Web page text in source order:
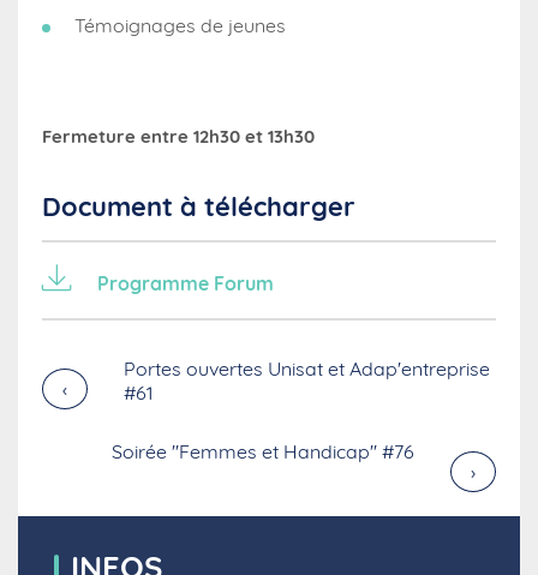
Témoignages de jeunes
Fermeture entre 12h30 et 13h30
Document à télécharger
Programme Forum
›
Portes ouvertes Unisat et Adap'entreprise
#61
Soirée "Femmes et Handicap" #76
›